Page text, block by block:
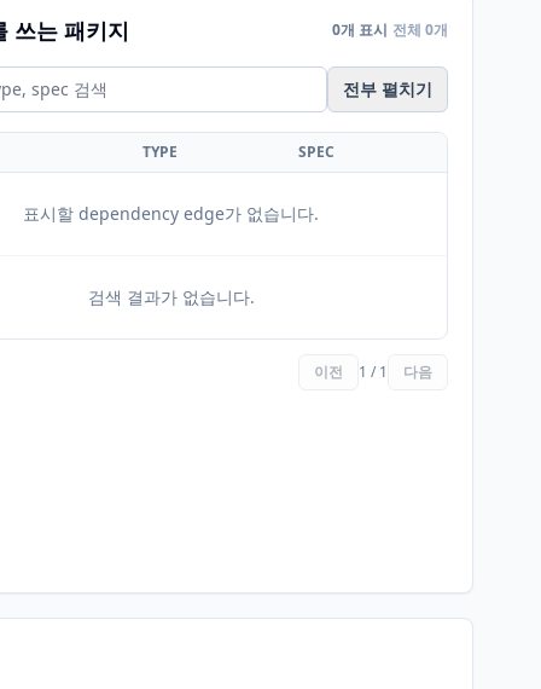
쓰는 패키지 0개 표시 전체 0개
전부 펼치기
TYPE SPEC
표시할 dependency edge가 없습니다.
검색 결과가 없습니다.
이전 1 / 1 다음